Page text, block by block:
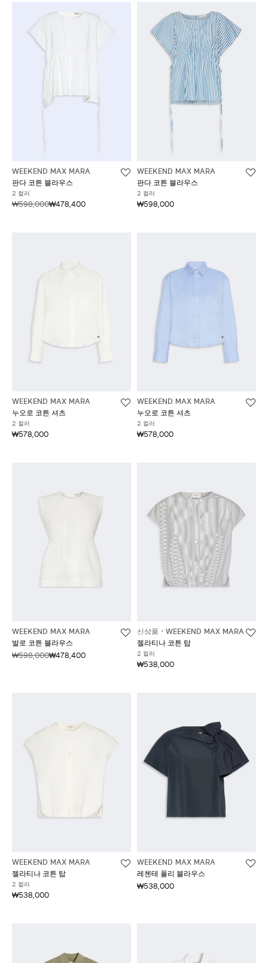
WEEKEND MAX MARA
판다 코튼 블라우스
2 컬러
₩598,000₩478,400
WEEKEND MAX MARA
판다 코튼 블라우스
2 컬러
₩598,000
WEEKEND MAX MARA
누오로 코튼 셔츠
2 컬러
₩578,000
WEEKEND MAX MARA
누오로 코튼 셔츠
2 컬러
₩578,000
WEEKEND MAX MARA
발로 코튼 블라우스
₩598,000₩478,400
신상품
WEEKEND MAX MARA
젤라티나 코튼 탑
2 컬러
₩538,000
WEEKEND MAX MARA
젤라티나 코튼 탑
2 컬러
₩538,000
WEEKEND MAX MARA
레첸테 폴리 블라우스
₩538,000